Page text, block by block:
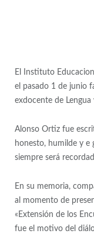
El Instituto
el pasado 1 de junio
exdocente de
Alonso Ortiz fue
honesto, humilde y e
siempre será
En su memoria,
al momento de
«Extensión de los
fue el motivo del